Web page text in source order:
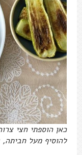
כאן הוספתי חצי
להוסיף מעל חביתה,